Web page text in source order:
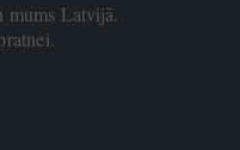
mums Latvijā.